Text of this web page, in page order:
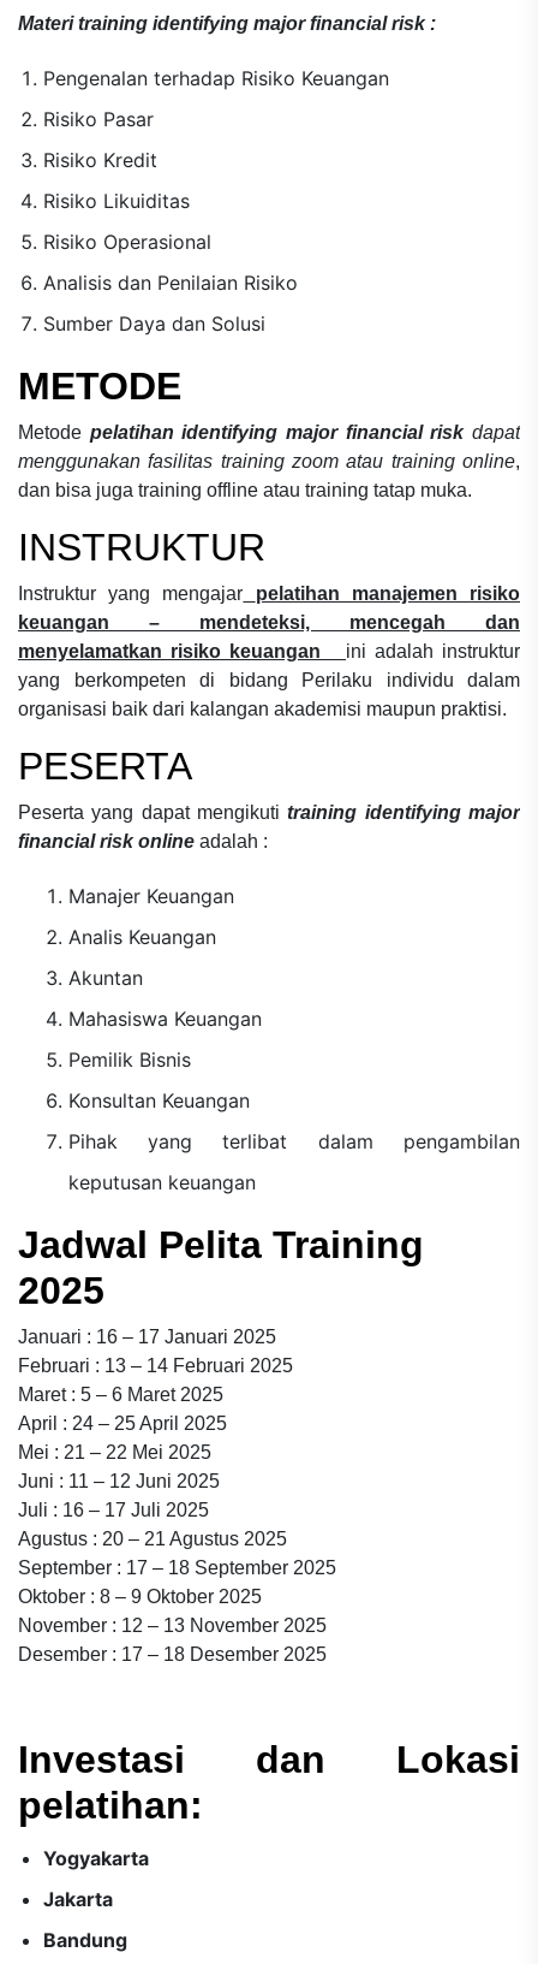
Materitraining identifying major financial risk :
Pengenalan terhadap Risiko Keuangan
Risiko Pasar
Risiko Kredit
Risiko Likuiditas
Risiko Operasional
Analisis dan Penilaian Risiko
Sumber Daya dan Solusi
METODE
Metode pelatihan identifying major financial risk dapat
menggunakan fasilitas training zoom atau training online,
dan bisa juga training offline atau training tatap muka.
INSTRUKTUR
Instruktur yang mengajar
pelatihan manajemen risiko
keuangan – mendeteksi, mencegah dan
menyelamatkan risiko keuangan
ini adalah instruktur
yang berkompeten di bidang
Perilaku individu dalam
organisasi baik dari kalangan akademisi maupun praktisi.
PESERTA
Peserta yang dapat mengikuti training identifying major
financial risk online adalah :
Manajer Keuangan
Analis Keuangan
Akuntan
Mahasiswa Keuangan
Pemilik Bisnis
Konsultan Keuangan
Pihak yang terlibat dalam pengambilan
keputusan keuangan
Jadwal Pelita Training
2025
Januari : 16 – 17 Januari 2025
Februari : 13 – 14 Februari 2025
Maret : 5 – 6 Maret 2025
April : 24 – 25 April 2025
Mei : 21 – 22 Mei 2025
Juni : 11 – 12 Juni 2025
Juli : 16 – 17 Juli 2025
Agustus : 20 – 21 Agustus 2025
September : 17 – 18 September 2025
Oktober : 8 – 9 Oktober 2025
November : 12 – 13 November 2025
Desember : 17 – 18 Desember 2025
Investasi dan Lokasi
pelatihan:
Yogyakarta
Jakarta
Bandung